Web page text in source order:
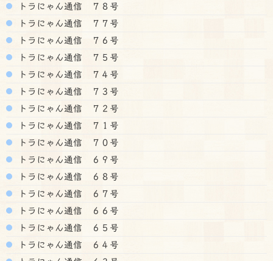
トラにゃん通信 ７８号
トラにゃん通信 ７７号
トラにゃん通信 ７６号
トラにゃん通信 ７５号
トラにゃん通信 ７４号
トラにゃん通信 ７３号
トラにゃん通信 ７２号
トラにゃん通信 ７１号
トラにゃん通信 ７０号
トラにゃん通信 ６９号
トラにゃん通信 ６８号
トラにゃん通信 ６７号
トラにゃん通信 ６６号
トラにゃん通信 ６５号
トラにゃん通信 ６４号